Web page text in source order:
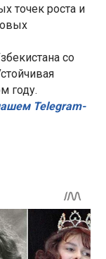
точек роста и
со
году.
Telegram-